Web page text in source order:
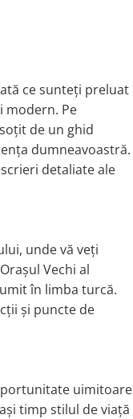
ce sunteți preluat
modern. Pe
de un ghid
dumneavoastră.
detaliate ale
unde vă veți
Vechi al
în limba turcă.
și puncte de
uimitoare
timp stilul de viață